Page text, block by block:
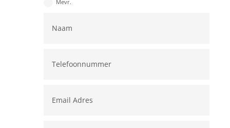
Mevr.